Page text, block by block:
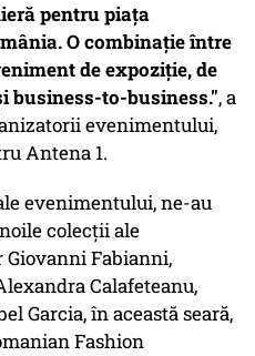
pentru piața
O combinație între
de expoziție, de
business-to-business.", a
evenimentului,
Antena 1.
evenimentului, ne-au
colecții ale
Fabianni,
Calafeteanu,
Garcia, în această seară,
Fashion